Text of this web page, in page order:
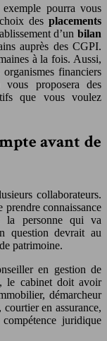
pourra vous
des placements
d’un bilan
auprès des CGPI.
à la fois. Aussi,
financiers
proposera des
que vous voulez
avant de
collaborateurs.
prendre connaissance
la personne qui va
question devrait au
patrimoine.
en gestion de
le cabinet doit avoir
démarcheur
en assurance,
juridique